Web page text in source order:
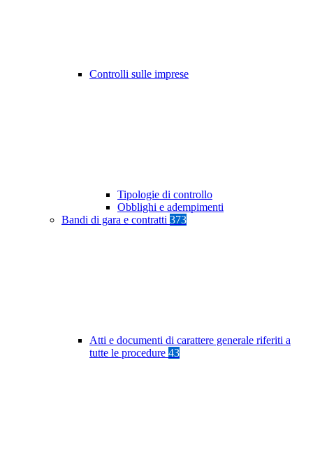
Controlli sulle imprese
Tipologie di controllo
Obblighi e adempimenti
Bandi di gara e contratti 373
Atti e documenti di carattere generale riferiti a
tutte le procedure 43